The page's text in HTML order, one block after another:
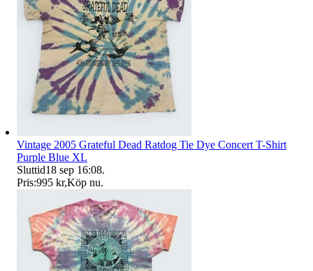
Vintage 2005 Grateful Dead Ratdog Tie Dye Concert T-Shirt
Purple Blue XL
Sluttid18 sep 16:08.
Pris:995 kr,Köp nu.